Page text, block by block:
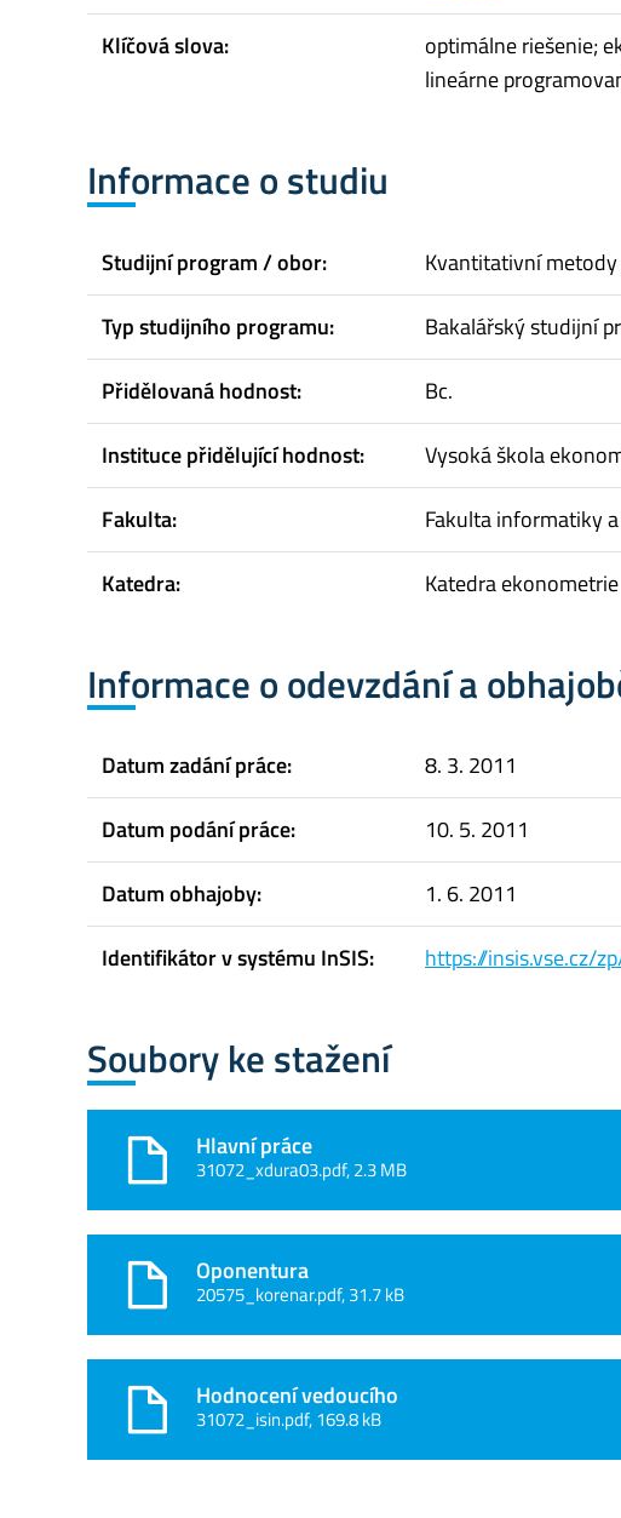
Klíčová slova:
optimálne riešenie;
lineárne
Informace o studiu
Studijní program / obor:
Kvantitativní
Typ studijního programu:
Bakalářský studijní
Přidělovaná hodnost:
Bc.
Instituce přidělující hodnost:
Vysoká škola
Fakulta:
Fakulta informatiky
Katedra:
Katedra ekonometrie
Informace o odevzdání a
Datum zadání práce:
8. 3. 2011
Datum podání práce:
10. 5. 2011
Datum obhajoby:
1. 6. 2011
Identifikátor v systému InSIS:
https://insis.vse.cz/
Soubory ke stažení
Hlavní práce
31072_xdura03.pdf, 2.3 MB
Oponentura
20575_korenar.pdf, 31.7 kB
Hodnocení vedoucího
31072_isin.pdf, 169.8 kB